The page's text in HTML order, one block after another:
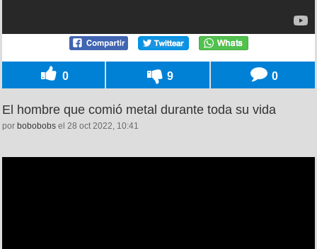
0 9 0
El hombre que comió metal durante toda su vida
por bobobobs el 28 oct 2022, 10:41